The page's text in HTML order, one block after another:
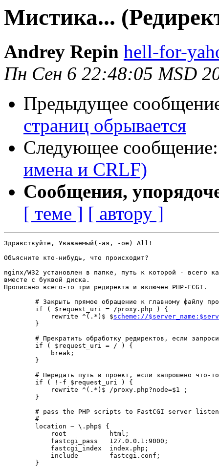
Мистика...
Andrey Repin hell-for-
Пн Сен 6 22:48:05 MSD
Предыдущее
страниц обрывается
Следующее
имена и CRLF)
Сообщения,
[ теме ] [ автору ]
Здравствуйте, Уважаемый(-ая, -ое) All!
Объясните кто-нибудь, что происходит?
nginx/W32 установлен в папке, путь к которой - всего
вместе с буквой диска.
Прописано всего-то три редиректа и включен PHP-FCGI.
# Закрыть прямое обращение к главному файлу
        if ( $request_uri = /proxy.php ) {
            rewrite ^(.*)$ $
scheme://
        }
# Прекратить обработку редиректов, если
        if ( $request_uri = / ) {
            break;
        }
# Передать путь в проект, если запрошено что-
        if ( !-f $request_uri ) {
            rewrite ^(.*)$ /proxy.php?node=$1 ;
        }
# pass the PHP scripts to FastCGI server
        #
        location ~ \.php$ {
            root           html;
            fastcgi_pass   127.0.0.1:9000;
            fastcgi_index  index.php;
            include        fastcgi.conf;
        }